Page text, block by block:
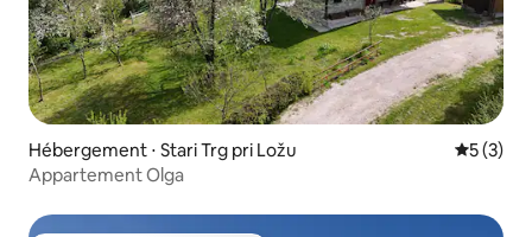
Hébergement ⋅ Stari Trg pri Ložu
5 (3)
Appartement Olga